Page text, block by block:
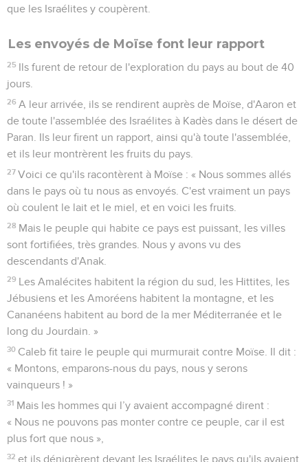
que les Israélites y coupèrent.
Les envoyés de Moïse font leur rapport
25 Ils furent de retour de l'exploration du pays au bout de 40
jours.
26 A leur arrivée, ils se rendirent auprès de Moïse, d'Aaron et
de toute l'assemblée des Israélites à Kadès dans le désert de
Paran. Ils leur firent un rapport, ainsi qu'à toute l'assemblée,
et ils leur montrèrent les fruits du pays.
27 Voici ce qu'ils racontèrent à Moïse : « Nous sommes allés
dans le pays où tu nous as envoyés. C'est vraiment un pays
où coulent le lait et le miel, et en voici les fruits.
28 Mais le peuple qui habite ce pays est puissant, les villes
sont fortifiées, très grandes. Nous y avons vu des
descendants d'Anak.
29 Les Amalécites habitent la région du sud, les Hittites, les
Jébusiens et les Amoréens habitent la montagne, et les
Cananéens habitent au bord de la mer Méditerranée et le
long du Jourdain. »
30 Caleb fit taire le peuple qui murmurait contre Moïse. Il dit :
« Montons, emparons-nous du pays, nous y serons
vainqueurs ! »
31 Mais les hommes qui l’y avaient accompagné dirent :
« Nous ne pouvons pas monter contre ce peuple, car il est
plus fort que nous »,
32 et ils dénigrèrent devant les Israélites le pays qu'ils avaient